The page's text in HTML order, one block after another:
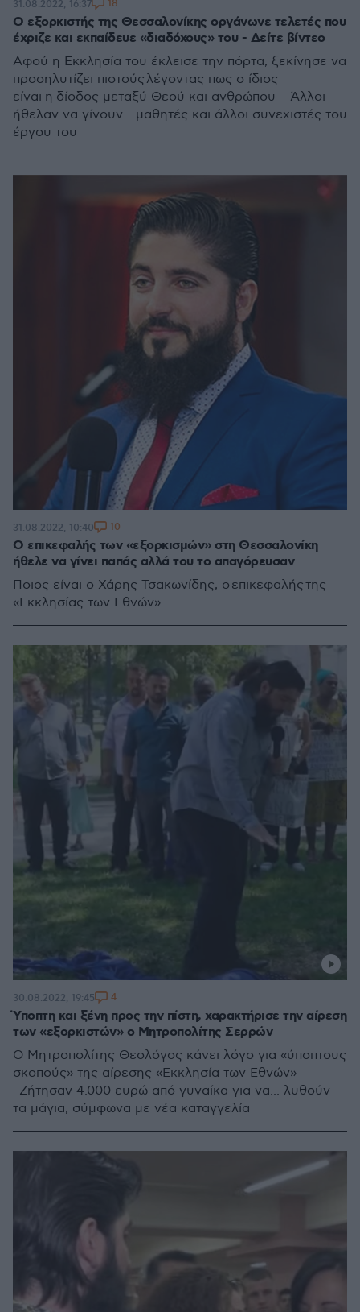
Ο εξορκιστής της Θεσσαλονίκης οργάνωνε τελετές που
έχριζε και εκπαίδευε «διαδόχους» του - Δείτε βίντεο
Αφού η Εκκλησία του έκλεισε την πόρτα, ξεκίνησε να
προσηλυτίζει πιστούς λέγοντας πως ο ίδιος
είναι η δίοδος μεταξύ Θεού και ανθρώπου - Άλλοι
ήθελαν να γίνουν... μαθητές και άλλοι συνεχιστές του
έργου του
31.08.2022, 16:37 18
Ο επικεφαλής των «εξορκισμών» στη Θεσσαλονίκη
ήθελε να γίνει παπάς αλλά του το απαγόρευσαν
Ποιος είναι ο Χάρης Τσακωνίδης, ο επικεφαλής της
«Εκκλησίας των Εθνών»
31.08.2022, 10:40 10
Ύποπτη και ξένη προς την πίστη, χαρακτήρισε την αίρεση
των «εξορκιστών» ο Μητροπολίτης Σερρών
Ο Μητροπολίτης Θεολόγος κάνει λόγο για «ύποπτους
σκοπούς» της αίρεσης «Εκκλησία των Εθνών»
- Ζήτησαν 4.000 ευρώ από γυναίκα για να... λυθούν
τα μάγια, σύμφωνα με νέα καταγγελία
30.08.2022, 19:45 4